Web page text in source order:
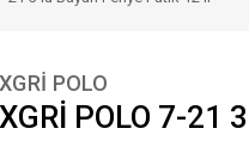
XGRİ POLO
XGRİ POLO 7-21